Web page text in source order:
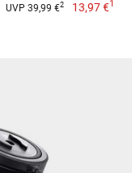
UVP 39,99 €2 13,97 €1